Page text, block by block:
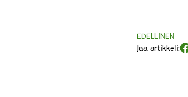
EDELLINEN
Jaa artikkeli: